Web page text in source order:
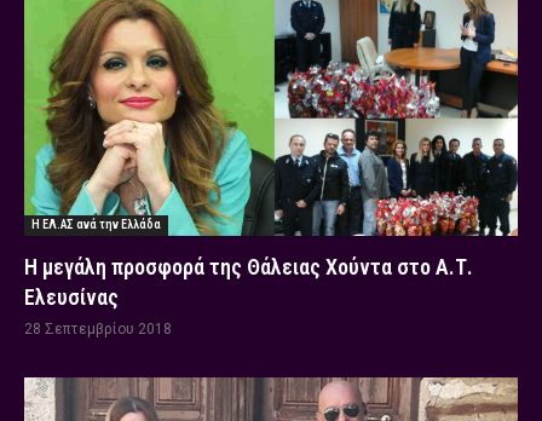
Η ΕΛ.ΑΣ ανά την Ελλάδα
Η μεγάλη προσφορά της Θάλειας Χούντα στο Α.Τ.
Ελευσίνας
28 Σεπτεμβρίου 2018